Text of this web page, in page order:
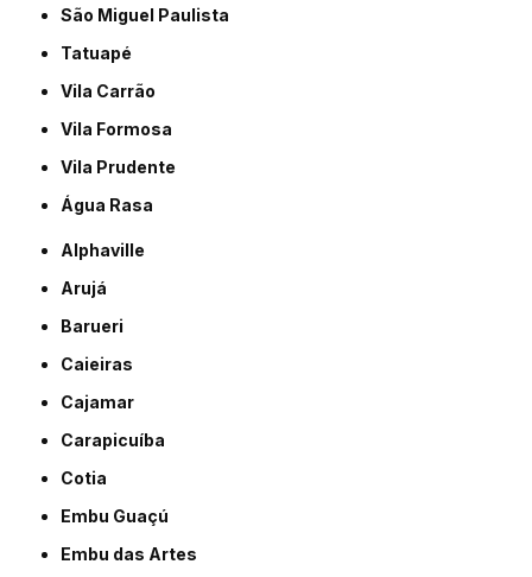
São Miguel Paulista
Tatuapé
Vila Carrão
Vila Formosa
Vila Prudente
Água Rasa
Alphaville
Arujá
Barueri
Caieiras
Cajamar
Carapicuíba
Cotia
Embu Guaçú
Embu das Artes